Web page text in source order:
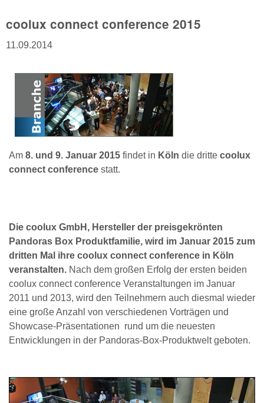
coolux connect conference 2015
11.09.2014
Am 8. und 9. Januar 2015 findet in Köln die dritte coolux
connect conference statt.
Die coolux GmbH, Hersteller der preisgekrönten
Pandoras Box Produktfamilie, wird im Januar 2015 zum
dritten Mal ihre coolux connect conference in Köln
veranstalten. Nach dem großen Erfolg der ersten beiden
coolux connect conference Veranstaltungen im Januar
2011 und 2013, wird den Teilnehmern auch diesmal wieder
eine große Anzahl von verschiedenen Vorträgen und
Showcase-Präsentationen rund um die neuesten
Entwicklungen in der Pandoras-Box-Produktwelt geboten.